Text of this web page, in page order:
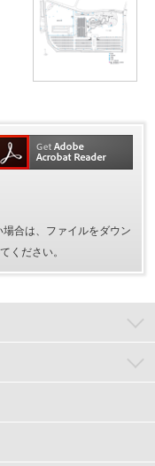
合は、ファイルをダウン
ください。